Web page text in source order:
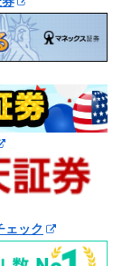
ェック